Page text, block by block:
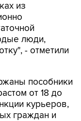
из
люди,
- отметили
пособники
от 18 до
курьеров,
граждан и